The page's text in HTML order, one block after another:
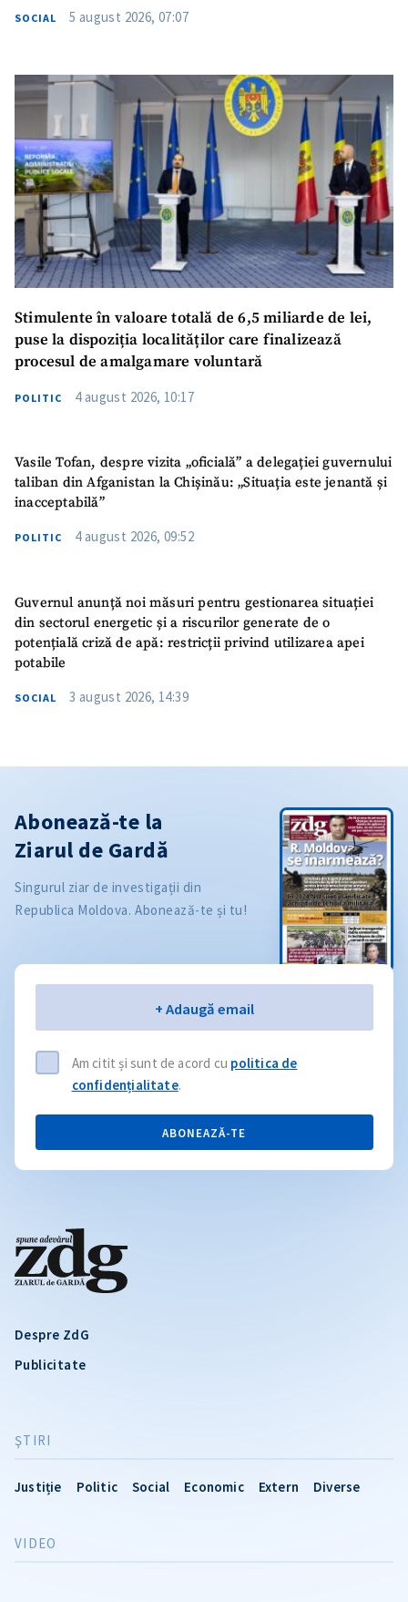
SOCIAL 5 august 2026, 07:07
Stimulente în valoare totală de 6,5 miliarde de lei,
puse la dispoziția localităților care finalizează
procesul de amalgamare voluntară
POLITIC 4 august 2026, 10:17
Vasile Tofan, despre vizita „oficială” a delegației guvernului
taliban din Afganistan la Chișinău: „Situația este jenantă și
inacceptabilă”
POLITIC 4 august 2026, 09:52
Guvernul anunță noi măsuri pentru gestionarea situației
din sectorul energetic și a riscurilor generate de o
potențială criză de apă: restricții privind utilizarea apei
potabile
SOCIAL 3 august 2026, 14:39
Despre ZdG
Publicitate
ŞTIRI
Justiție Politic Social Economic Extern Diverse
VIDEO
Abonează-te la
Ziarul de Gardă
Singurul ziar de investigații din
Republica Moldova. Abonează-te și tu!
+ Adaugă email
Am citit și sunt de acord cu politica de
confidențialitate.
ABONEAZĂ-TE